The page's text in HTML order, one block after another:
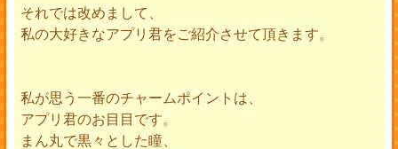
それでは改めまして、
私の大好きなアプリ君をご紹介させて頂きます。
私が思う一番のチャームポイントは、
アプリ君のお目目です。
まん丸で黒々とした瞳、